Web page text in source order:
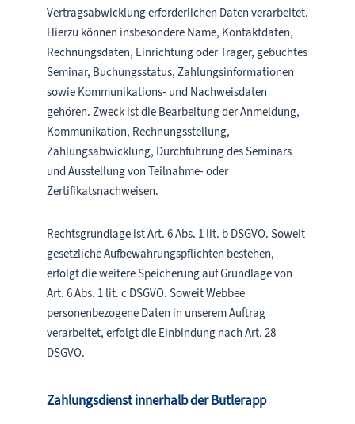
Vertragsabwicklung erforderlichen Daten verarbeitet.
Hierzu können insbesondere Name, Kontaktdaten,
Rechnungsdaten, Einrichtung oder Träger, gebuchtes
Seminar, Buchungsstatus, Zahlungsinformationen
sowie Kommunikations- und Nachweisdaten
gehören. Zweck ist die Bearbeitung der Anmeldung,
Kommunikation, Rechnungsstellung,
Zahlungsabwicklung, Durchführung des Seminars
und Ausstellung von Teilnahme- oder
Zertifikatsnachweisen.
Rechtsgrundlage ist Art. 6 Abs. 1 lit. b DSGVO. Soweit
gesetzliche Aufbewahrungspflichten bestehen,
erfolgt die weitere Speicherung auf Grundlage von
Art. 6 Abs. 1 lit. c DSGVO. Soweit Webbee
personenbezogene Daten in unserem Auftrag
verarbeitet, erfolgt die Einbindung nach Art. 28
DSGVO.
Zahlungsdienst innerhalb der Butlerapp